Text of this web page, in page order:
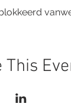
This